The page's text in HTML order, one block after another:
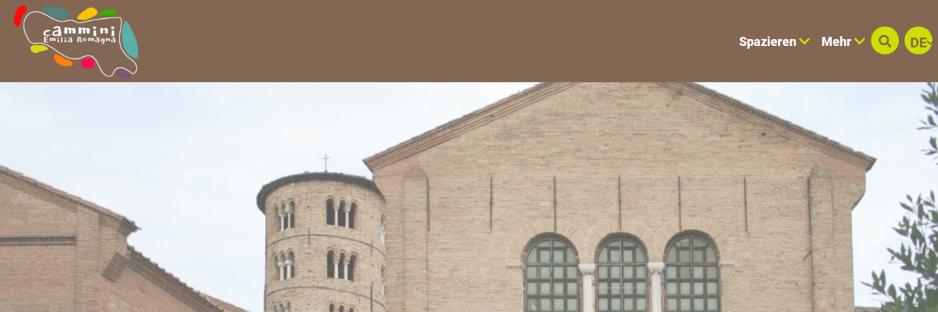
Spazieren Mehr DE